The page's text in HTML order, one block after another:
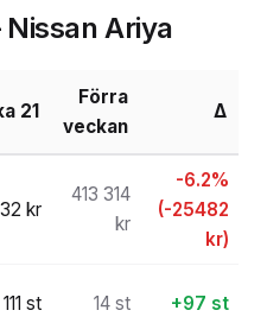
Ariya
21
Förra
veckan
Δ
kr
413 314
kr
-6.2%
(-25482
kr)
111 st 14 st +97 st